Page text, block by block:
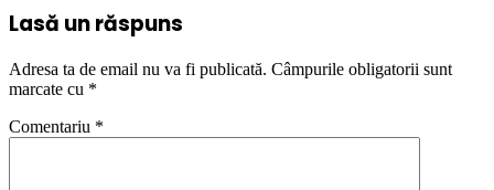
Lasă un răspuns
Adresa ta de email nu va fi publicată. Câmpurile obligatorii sunt
marcate cu *
Comentariu *